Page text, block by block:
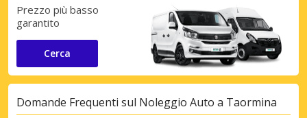
Prezzo più basso
garantito
Cerca
Domande Frequenti sul Noleggio Auto a Taormina